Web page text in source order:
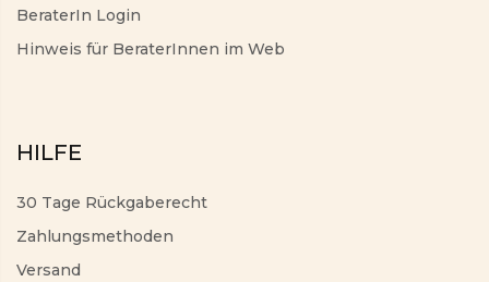
BeraterIn Login
Hinweis für BeraterInnen im Web
HILFE
30 Tage Rückgaberecht
Zahlungsmethoden
Versand